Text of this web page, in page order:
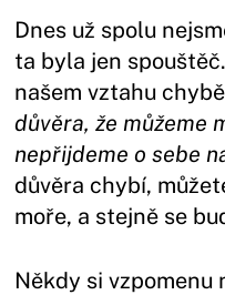
Dnes už spolu
ta byla jen
našem vztahu
důvěra, že můžeme
nepřijdeme o sebe
důvěra chybí,
moře, a stejně se
Někdy si